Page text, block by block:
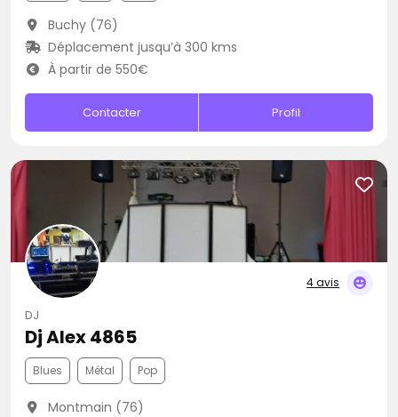
Buchy (76)
Déplacement jusqu’à 300 kms
À partir de 550€
Contacter Profil
4 avis
DJ
Dj Alex 4865
Blues Métal Pop
Montmain (76)